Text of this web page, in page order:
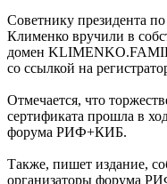
Советнику президента
Клименко вручили в
домен
со ссылкой на
Отмечается, что
сертификата прошла в
форума РИФ+КИБ.
Также, пишет издание,
организаторы форума